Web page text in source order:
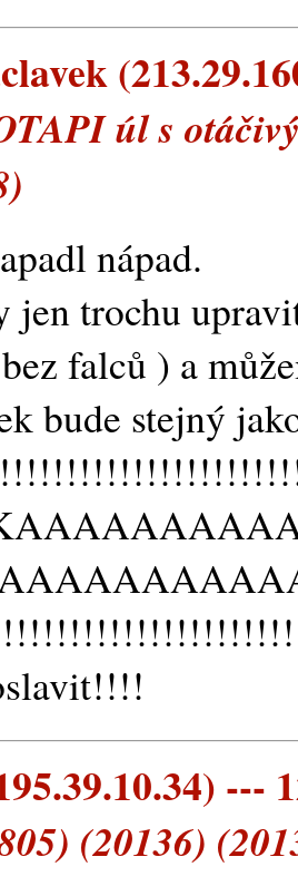
úl s
nápad.
jen trochu
falců ) a
bude stejný
---
(20136)